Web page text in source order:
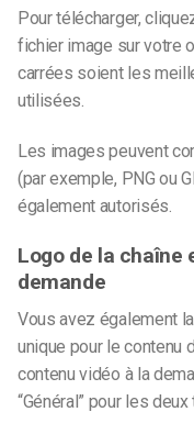
Pour télécharger,
fichier image sur votre
carrées soient les
utilisées.
Les images peuvent
(par exemple, PNG ou
également autorisés.
Logo de la chaîne
demande
Vous avez également
unique pour le contenu
contenu vidéo à la
“Général” pour les